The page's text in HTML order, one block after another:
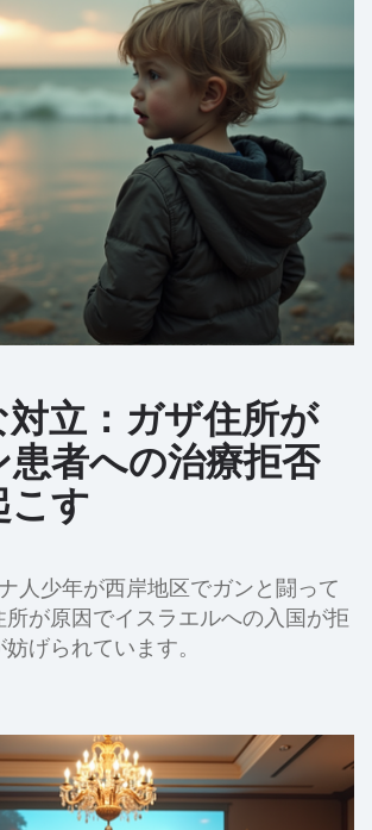
立：ガザ住所が
者への治療拒否
こす
人少年が西岸地区でガンと闘って
が原因でイスラエルへの入国が拒
げられています。